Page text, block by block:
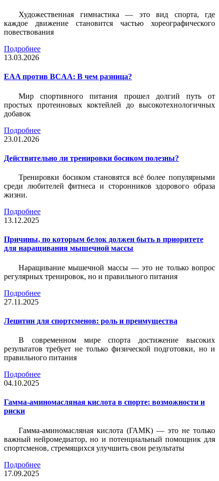
Художественная гимнастика — это вид спорта, где
каждое движение становится частью хореографического
повествования
Подробнее
13.03.2026
EAA против BCAA: В чем разница?
Мир спортивного питания прошел долгий путь от
простых протеиновых коктейлей до высокотехнологичных
добавок
Подробнее
23.01.2026
Действительно ли тренировки босиком полезны?
Тренировки босиком становятся всё более популярными
среди любителей фитнеса и сторонников здорового образа
жизни.
Подробнее
13.12.2025
Причины, по которым белок должен быть в приоритете
для наращивания мышечной массы
Наращивание мышечной массы — это не только вопрос
регулярных тренировок, но и правильного питания
Подробнее
27.11.2025
Лецитин для спортсменов: роль и преимущества
В современном мире спорта достижение высоких
результатов требует не только физической подготовки, но и
правильного питания
Подробнее
04.10.2025
Гамма-аминомасляная кислота в спорте: возможности и
риски
Гамма-аминомасляная кислота (ГАМК) — это не только
важный нейромедиатор, но и потенциальный помощник для
спортсменов, стремящихся улучшить свои результаты
Подробнее
17.09.2025